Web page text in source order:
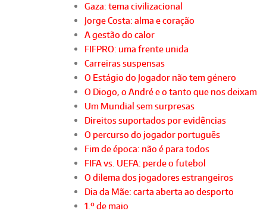
Gaza: tema civilizacional
Jorge Costa: alma e coração
A gestão do calor
FIFPRO: uma frente unida
Carreiras suspensas
O Estágio do Jogador não tem género
O Diogo, o André e o tanto que nos deixam
Um Mundial sem surpresas
Direitos suportados por evidências
O percurso do jogador português
Fim de época: não é para todos
FIFA vs. UEFA: perde o futebol
O dilema dos jogadores estrangeiros
Dia da Mãe: carta aberta ao desporto
1.º de maio